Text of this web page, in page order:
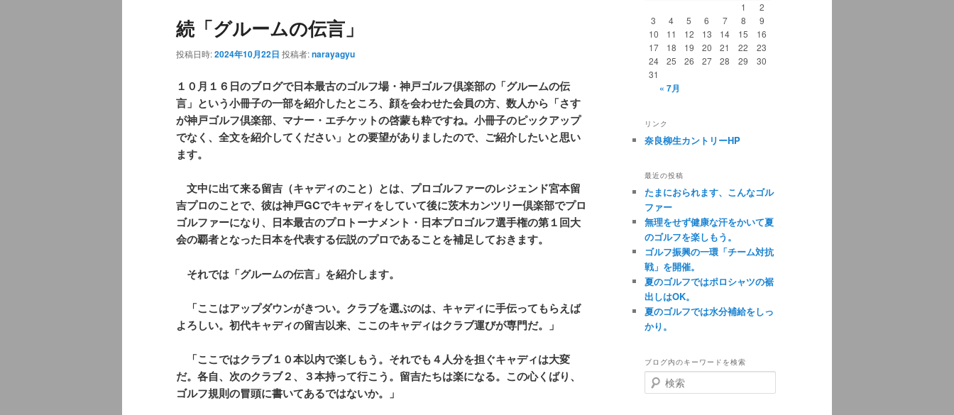
ビ
ー
ョ
ン
続「グルームの伝言」
投稿日時:2024年10月22日 投稿者:narayagyu
１０月１６日のブログで日本最古のゴルフ場・神戸ゴルフ倶楽部の「グルームの伝
言」という小冊子の一部を紹介したところ、顔を会わせた会員の方、数人から「さす
が神戸ゴルフ倶楽部、マナー・エチケットの啓蒙も粋ですね。小冊子のピックアップ
でなく、全文を紹介してください」との要望がありましたので、ご紹介したいと思い
ます。
文中に出て来る留吉（キャディのこと）とは、プロゴルファーのレジェンド宮本留
吉プロのことで、彼は神戸GCでキャディをしていて後に茨木カンツリー倶楽部でプロ
ゴルファーになり、日本最古のプロトーナメント・日本プロゴルフ選手権の第１回大
会の覇者となった日本を代表する伝説のプロであることを補足しておきます。
それでは「グルームの伝言」を紹介します。
「ここはアップダウンがきつい。クラブを選ぶのは、キャディに手伝ってもらえば
よろしい。初代キャディの留吉以来、ここのキャディはクラブ運びが専門だ。」
「ここではクラブ１０本以内で楽しもう。それでも４人分を担ぐキャディは大変
だ。各自、次のクラブ２、３本持って行こう。留吉たちは楽になる。この心くばり、
ゴルフ規則の冒頭に書いてあるではないか。」
1
2
3
4 5 6 7 8
9
10
11 12 13 14 15
16
17
18 19 20 21 22
23
24
25 26 27 28 29
30
31
« 7月
リンク
奈良柳生カントリーHP
最近の投稿
たまにおられます、こんなゴル
ファー
無理をせず健康な汗をかいて夏
のゴルフを楽しもう。
ゴルフ振興の一環「チーム対抗
戦」を開催。
夏のゴルフではポロシャツの裾
出しはOK。
夏のゴルフでは水分補給をしっ
かり。
ブログ内のキーワードを検索
検
索